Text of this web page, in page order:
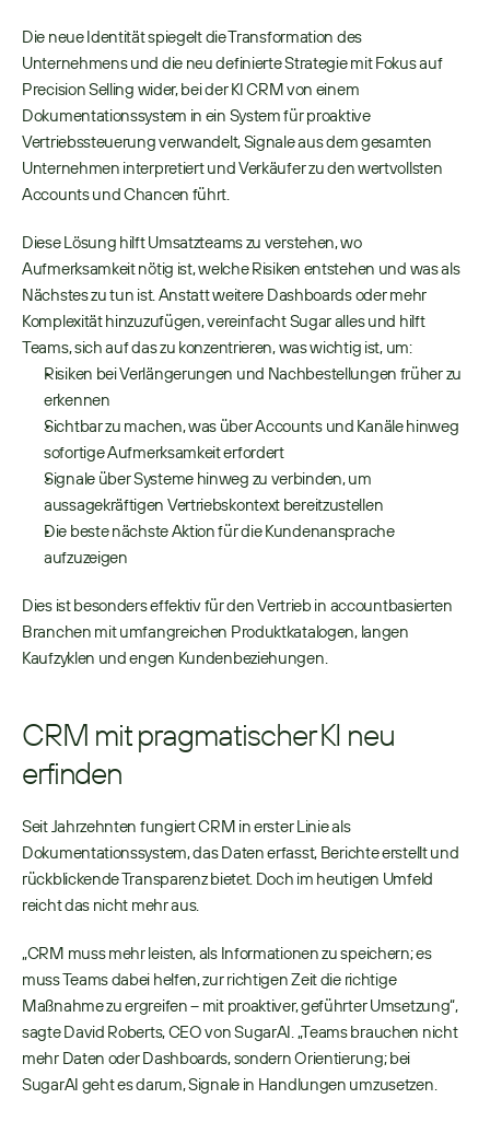
Die neue Identität spiegelt die Transformation des
Unternehmens und die neu definierte Strategie mit Fokus auf
Precision Selling wider, bei der KI CRM von einem
Dokumentationssystem in ein System für proaktive
Vertriebssteuerung verwandelt, Signale aus dem gesamten
Unternehmen interpretiert und Verkäufer zu den wertvollsten
Accounts und Chancen führt.
Diese Lösung hilft Umsatzteams zu verstehen, wo
Aufmerksamkeit nötig ist, welche Risiken entstehen und was als
Nächstes zu tun ist. Anstatt weitere Dashboards oder mehr
Komplexität hinzuzufügen, vereinfacht Sugar alles und hilft
Teams, sich auf das zu konzentrieren, was wichtig ist, um:
Risiken bei Verlängerungen und Nachbestellungen früher zu
erkennen
Sichtbar zu machen, was über Accounts und Kanäle hinweg
sofortige Aufmerksamkeit erfordert
Signale über Systeme hinweg zu verbinden, um
aussagekräftigen Vertriebskontext bereitzustellen
Die beste nächste Aktion für die Kundenansprache
aufzuzeigen
Dies ist besonders effektiv für den Vertrieb in accountbasierten
Branchen mit umfangreichen Produktkatalogen, langen
Kaufzyklen und engen Kundenbeziehungen.
CRM mit pragmatischer KI neu
erfinden
Seit Jahrzehnten fungiert CRM in erster Linie als
Dokumentationssystem, das Daten erfasst, Berichte erstellt und
rückblickende Transparenz bietet. Doch im heutigen Umfeld
reicht das nicht mehr aus.
„CRM muss mehr leisten, als Informationen zu speichern; es
muss Teams dabei helfen, zur richtigen Zeit die richtige
Maßnahme zu ergreifen – mit proaktiver, geführter Umsetzung“,
sagte David Roberts, CEO von SugarAI. „Teams brauchen nicht
mehr Daten oder Dashboards, sondern Orientierung; bei
SugarAI geht es darum, Signale in Handlungen umzusetzen.